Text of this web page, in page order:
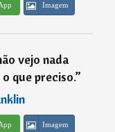
Imagem
vejo nada
que preciso.”
Imagem